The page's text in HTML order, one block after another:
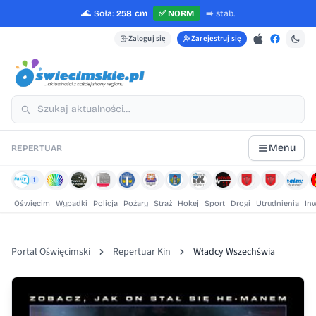
🌊 Soła: 258 cm ✅NORM ➡️ stab.
Zaloguj się Zarejestruj się
REPERTUAR Menu
1
Oświęcim Wypadki Policja Pożary Straż Hokej Sport Drogi Utrudnienia
Portal Oświęcimski Repertuar Kin Władcy Wszechświa